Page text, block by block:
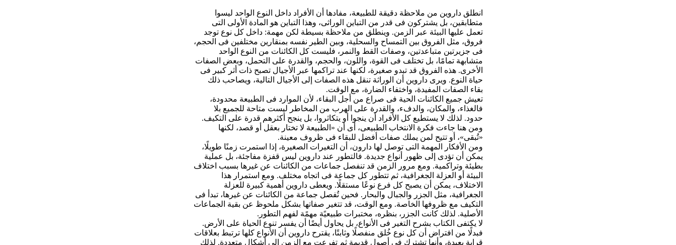
انطلق داروين من ملاحظة دقيقة للطبيعة، مفادها أن الأفراد داخل النوع الواحد ليسوا
متطابقين، بل يشتركون فى قدر من التباين الوراثى، وهذا التباين هو المادة الأولى التى
تعمل عليها البيئة عبر الزمن. وينطلق من ملاحظة بسيطة لكن مهمة: داخل كل نوع توجد
فروق، مثل الفروق بين التمساح والسحلية، وبين الطير نفسه بمنقارين مختلفين فى الحجم،
فى جزيرتين متباعدتين، وصفات القط والنمر، فليست كل الكائنات من النوع الواحد
متشابهة تمامًا، بل تختلف فى القوة، واللون، والحجم، والقدرة على التحمل، وبعض الصفات
الأخرى. هذه الفروق قد تبدو صغيرة، لكنها عند تراكمها عبر الأجيال تصبح ذات أثر كبير فى
حياة النوع. ويرى داروين أن الوراثة تنقل هذه الصفات إلى الأجيال التالية، ويصاحب ذلك
بقاء الصفات المفيدة، واختفاء الضارة، مع الوقت.
تعيش جميع الكائنات الحية فى صراع من أجل البقاء، لأن الموارد فى الطبيعة محدودة،
فالغذاء، والمكان، والدفء، والقدرة على الهرب من المخاطر ليست متاحة للجميع بلا
حدود. لذلك لا يستطيع كل الأفراد أن ينجوا أو يتكاثروا، بل ينجح أكثرهم قدرة على التكيف.
ومن هنا جاءت فكرة الانتخاب الطبيعى، أى أن «الطبيعة لا تختار بعقل أو قصد، لكنها
«تُبقى»، أو تتيح لمن يملك صفات أفضل للبقاء فى ظروف معينة.
ومن الأفكار المهمة التى توصل لها دارون، أن التغيرات الصغيرة، إذا استمرت زمنًا طويلًا،
يمكن أن تؤدى إلى ظهور أنواع جديدة. فالتطور عند داروين ليس قفزة مفاجئة، بل عملية
بطيئة وتراكمية. ومع مرور الزمن قد تنفصل جماعات من الكائنات عن غيرها بسبب اختلاف
البيئة أو العزلة الجغرافية، ثم تتطور كل جماعة فى اتجاه مختلف. ومع استمرار هذا
الاختلاف، يمكن أن يصبح كل فرع نوعًا مستقلًا. ويعطى داروين أهمية كبيرة للعزلة
الجغرافية، مثل الجزر والجبال والبحار. فحين تُفصل جماعة من الكائنات عن غيرها، تبدأ فى
التكيف مع ظروفها الخاصة. ومع الوقت، قد تتغير صفاتها بشكل ملحوظ عن بقية الجماعات
الأصلية. لذلك كانت الجزر، بنظره، مختبرات طبيعيًة مهمًة لفهم التطور.
لا يكتفى الكتاب بشرح التغير فى الأنواع، بل يحاول أيضًا أن يفسر تنوع الحياة على الأرض.
فبدلًا من افتراض أن كل نوع خُلق منفصلًا وثابتًا، يقترح داروين أن الأنواع كلها ترتبط بعلاقات
قرابة بعيدة، وأنها تشترك فى أصول قديمة ثم تفرعت مع الزمن إلى أشكال متعددة. لذلك